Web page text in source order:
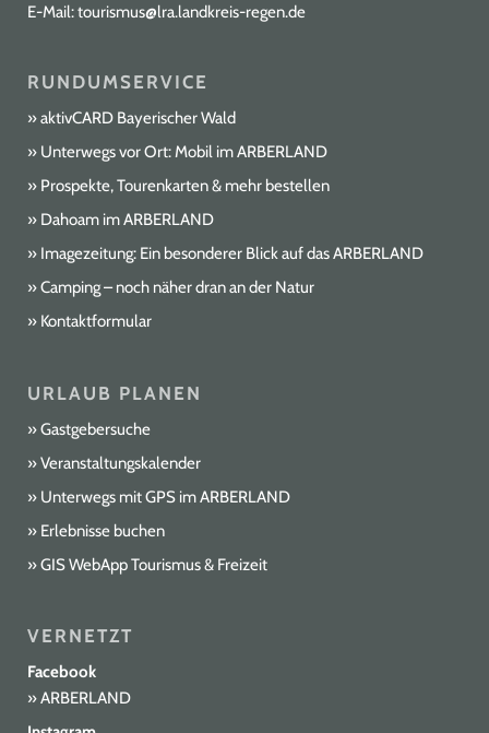
E-Mail:tourismus@lra.landkreis-regen.de
RUNDUMSERVICE
aktivCARD Bayerischer Wald
Unterwegs vor Ort: Mobil im ARBERLAND
Prospekte, Tourenkarten & mehr bestellen
Dahoam im ARBERLAND
Imagezeitung: Ein besonderer Blick auf das ARBERLAND
Camping – noch näher dran an der Natur
Kontaktformular
URLAUB PLANEN
Gastgebersuche
Veranstaltungskalender
Unterwegs mit GPS im ARBERLAND
Erlebnisse buchen
GIS WebApp Tourismus & Freizeit
VERNETZT
Facebook
ARBERLAND